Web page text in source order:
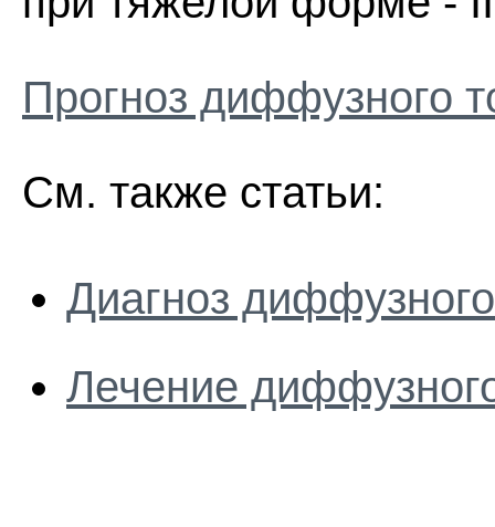
Прогноз диффузного
См. также статьи:
Диагноз
Лечение